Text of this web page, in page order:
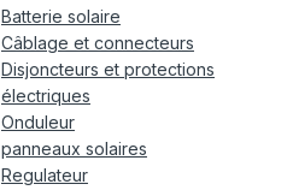
Batterie solaire
Câblage et connecteurs
Disjoncteurs et protections
électriques
Onduleur
panneaux solaires
Regulateur